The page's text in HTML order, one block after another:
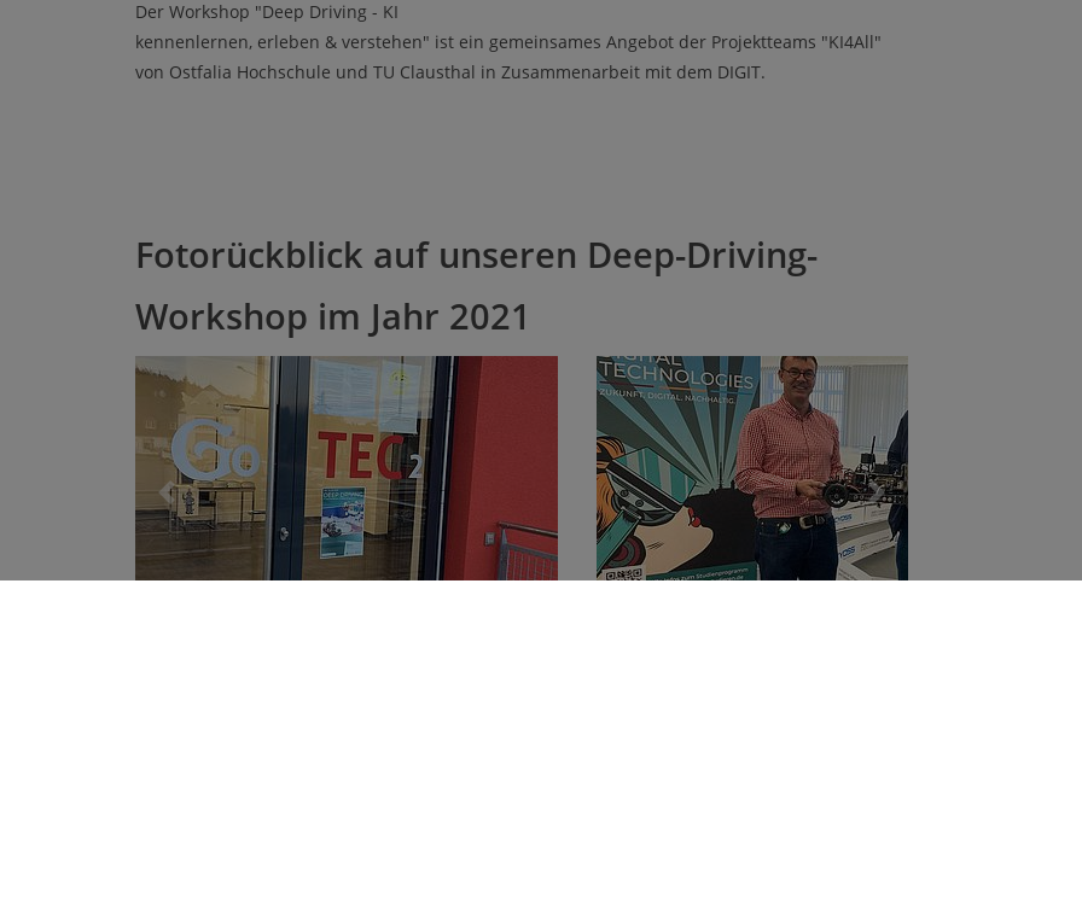
Der Workshop "Deep Driving - KI
kennenlernen, erleben & verstehen" ist ein gemeinsames Angebot der Projektteams "KI4All"
von Ostfalia Hochschule und TU Clausthal in Zusammenarbeit mit dem DIGIT.
Fotorückblick auf unseren Deep-Driving-
Workshop im Jahr 2021
Previous Next